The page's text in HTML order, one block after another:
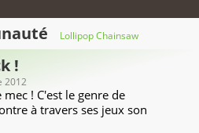
Lollipop Chainsaw
!
2012
! C'est le genre de
à travers ses jeux son